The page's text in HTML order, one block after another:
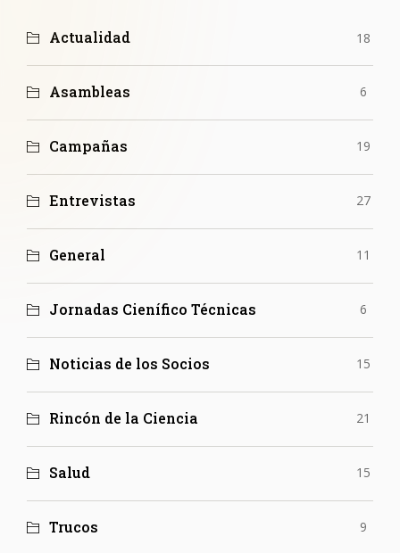
Actualidad 18
Asambleas 6
Campañas 19
Entrevistas 27
General 11
Jornadas Cienífico Técnicas 6
Noticias de los Socios 15
Rincón de la Ciencia 21
Salud 15
Trucos 9